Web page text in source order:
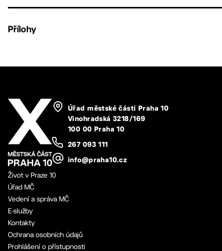
Přílohy
Úřad městské části Praha 10
Vinohradská 3218/169
100 00 Praha 10
267 093 111
info@praha10.cz
Život v Praze 10
Úřad MČ
Vedení a správa MČ
E-služby
Kontakty
Ochrana osobních údajů
Prohlášení o přístupnosti